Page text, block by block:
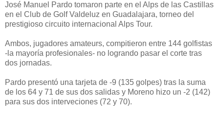
José Manuel Pardo tomaron parte en el Alps de las Castillas
en el Club de Golf Valdeluz en Guadalajara, torneo del
prestigioso circuito internacional Alps Tour.
Ambos, jugadores amateurs, compitieron entre 144 golfistas
-la mayoría profesionales- no logrando pasar el corte tras
dos jornadas.
Pardo presentó una tarjeta de -9 (135 golpes) tras la suma
de los 64 y 71 de sus dos salidas y Moreno hizo un -2 (142)
para sus dos interveciones (72 y 70).